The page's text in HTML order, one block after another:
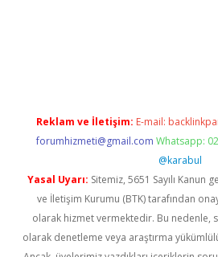
Reklam ve İletişim: E-mail:
forumhizmeti@gmail.com Whatsapp:
@karabul
Yasal Uyarı: Sitemiz, 5651 Sayılı Kanun
ve İletişim Kurumu (BTK) tarafından
olarak hizmet vermektedir. Bu nedenle,
olarak denetleme veya araştırma